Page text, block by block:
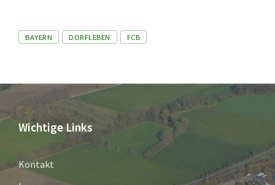
Tags
BAYERN DORFLEBEN FCB
Wichtige Links
Kontakt